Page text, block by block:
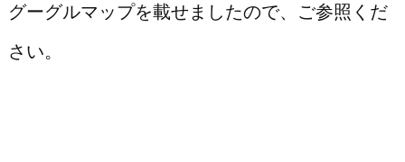
グーグルマップを載せましたので、ご参照くだ
さい。